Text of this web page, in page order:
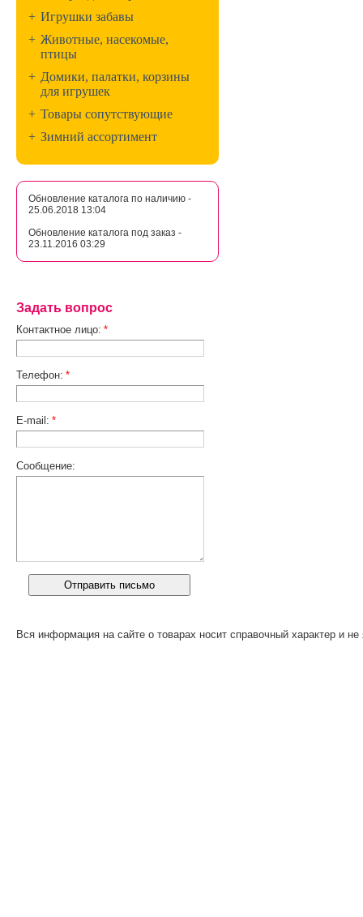
+ Игрушки забавы
+ Животные, насекомые,
птицы
+ Домики, палатки, корзины
для игрушек
+ Товары сопутствующие
+ Зимний ассортимент
Обновление каталога по наличию -
25.06.2018 13:04
Обновление каталога под заказ -
23.11.2016 03:29
Задать вопрос
Контактное лицо: *
Телефон: *
E-mail: *
Сообщение:
Вся информация на сайте о товарах носит справочный характер и